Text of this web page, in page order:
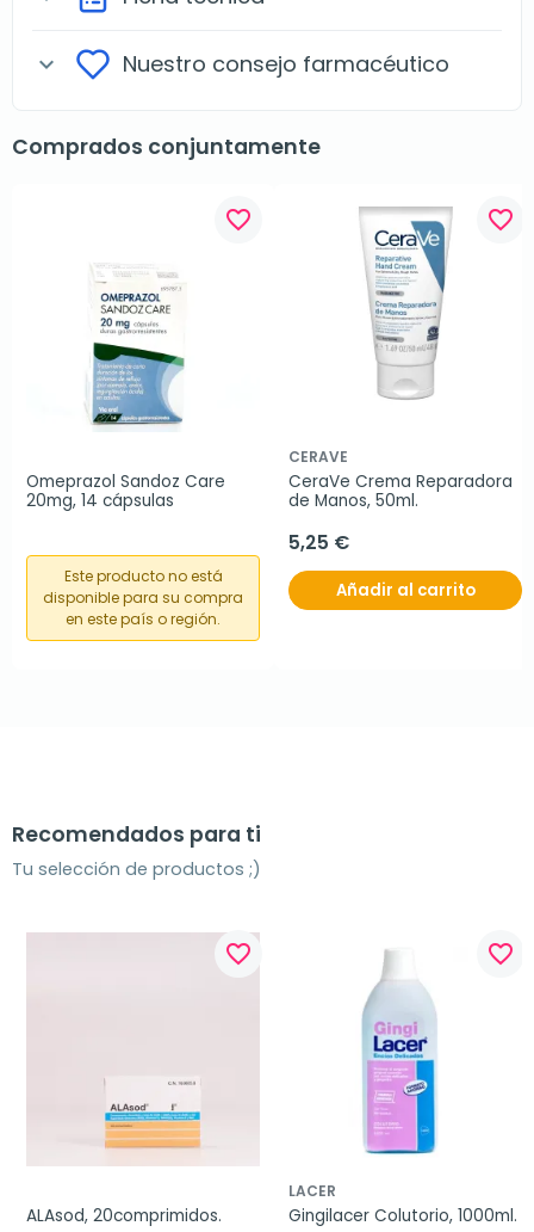
expand_more Nuestro consejo farmacéutico
Comprados conjuntamente
favorite_border
Omeprazol Sandoz Care
20mg, 14 cápsulas
Este producto no está
disponible para su compra
en este país o región.
favorite_border
CERAVE
CeraVe Crema Reparadora
de Manos, 50ml.
5,25 €
Añadir al carrito
Recomendados para ti
Tu selección de productos ;)
favorite_border
ALAsod, 20comprimidos.
favorite_border
LACER
Gingilacer Colutorio, 1000ml.